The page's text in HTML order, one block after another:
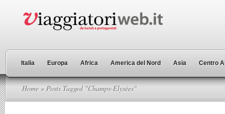
Italia Europa Africa America del Nord Asia Centro
Home » Posts Tagged "Champs-Elysées"